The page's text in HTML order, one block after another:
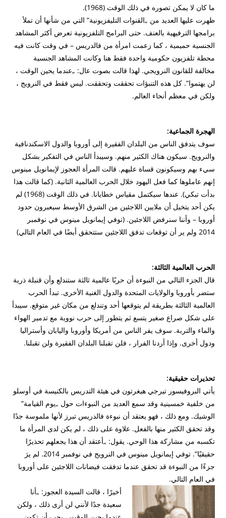
ما كان لا يمكن تصوره في ذلك الوقت (1968).
ظهرت عليها العديد من „القنوات التليفزيونية“ التي من شأنها أن تملأ
برامجها الترفيهية بالعنف. حتى البرامج التلفزيونية تعرض أكثر المشاهد
الجنسية حميمية ، كما زعمت امرأة من فالدريس – في وقت كانت فيه
محطة تلفزيون حكومية واحدة فقط هنا وكانت المشاهد الجنسية
مخالفة للقانون النرويجي. لهذا قالت بصوت عال: „عندما يحين الوقت ،
لن يهتموا“. كل هذه التنبؤات تحققت وتحققت. ليس فقط في النرويج ،
ولكن في معظم أنحاء العالم.
الهجرة الجماعية:
سوف يتدفق الناس من البلدان الفقيرة إلى أوروبا والدول الاسكندنافية
والنرويج. سيكون هناك الكثير منهم. وسيبدأ الناس في التفكير بشكل
سيء بهم وسيكونون قساة عليهم. قالت المرأة العجوز لإيمانويل مينوس
إنهم عاملوها كما فعل اليهود خلال الحرب العالمية الثانية. (كما قالت هذا
بدأت تبكي). عندها سيكتمل مقياس خطايانا.
في ذلك الوقت (1968) لم
يكن أحد يتخيل أن ملايين اللاجئين من الشرق الأوسط سيعبرون حدود
أوروبا – وأننا سنرفض اللاجئين. (توفي إيمانويل مينوس في نوفمبر
2014 ولم ير أن توقعات تدفق اللاجئين ستتحقق أيضًا في العام التالي)
الحرب العالمية الثالثة:
قال الجزء التالي من النبوءة أن حربًا عالمية ثالثة ستندلع وأن قنبلة ذرية
ستضر بأوروبا والولايات المتحدة والدول الغنية الأخرى. تبدأ الحرب
العالمية الثالثة بطريقة لم يتوقعها أحد وتندلع من مكان غير متوقع. سيبدأ
على شكل صراع صغير يتسع ثم يتطور إلى حرب نووية مع تدمير الهواء
والماء والتربة. سوف يفر الناس من أمريكا وأوروبا واليابان وأستراليا
ودول أخرى. وإذا أردنا الفرار ، فلن تقبلنا البلدان الفقيرة ولن تقبلنا.
تحذيرات حقيقية:
يأتي البروفيسور تيرجي هيغرتون في هيئة التدريس بالكنيسة في أوسلو
من خلفية خمسينية وقد سمع العديد من النبوءات حول „يوم القيامة“
الوشيك. ومع ذلك ، فهو يعتقد أن نبوءة فالدريس تبرز لأنها ملموسة جدًا
وقد تحقق الكثير منها بالفعل. علاوة على ذلك ، لم يكن لدى المرأة ما
تكسبه من مشاركة هذا الوحي. يقول: „أعتقد أن هذا يجعلهم تحذيرًا
حقيقيًا“. توفي إيمانويل مينوس في النرويج في نوفمبر 2014.
لم يرَ
جزءًا من النبوءة قد تحقق عندما تدفقت فيضانات اللاجئين على أوروبا
في العام التالي.
أخيرًا ، قالت السيدة العجوز: „أنا
سعيدة جدًا لأنني لن أرى ذلك ، ولكن